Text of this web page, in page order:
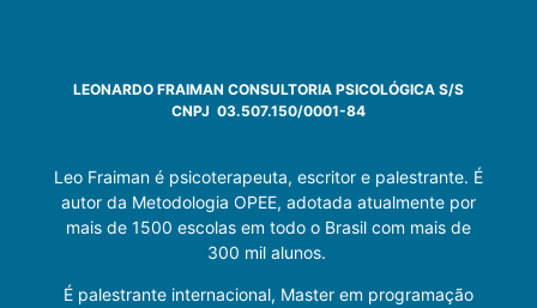
LEONARDO FRAIMAN CONSULTORIA PSICOLÓGICA S/S
CNPJ 03.507.150/0001-84
Leo Fraiman é psicoterapeuta, escritor e palestrante. É
autor da Metodologia OPEE, adotada atualmente por
mais de 1500 escolas em todo o Brasil com mais de
300 mil alunos.
É palestrante internacional, Master em programação